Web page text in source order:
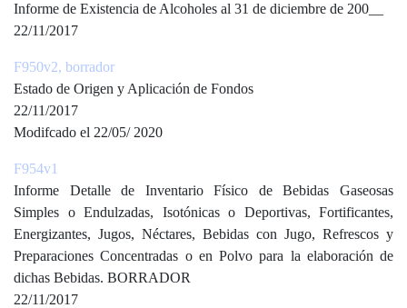
Informe de Existencia de Alcoholes al 31 de diciembre de 200__
22/11/2017
F950v2, borrador
Estado de Origen y Aplicación de Fondos
22/11/2017
Modifcado el 22/05/ 2020
F954v1
Informe Detalle de Inventario Físico de Bebidas Gaseosas
Simples o Endulzadas, Isotónicas o Deportivas, Fortificantes,
Energizantes, Jugos, Néctares, Bebidas con Jugo, Refrescos y
Preparaciones Concentradas o en Polvo para la elaboración de
dichas Bebidas. BORRADOR
22/11/2017